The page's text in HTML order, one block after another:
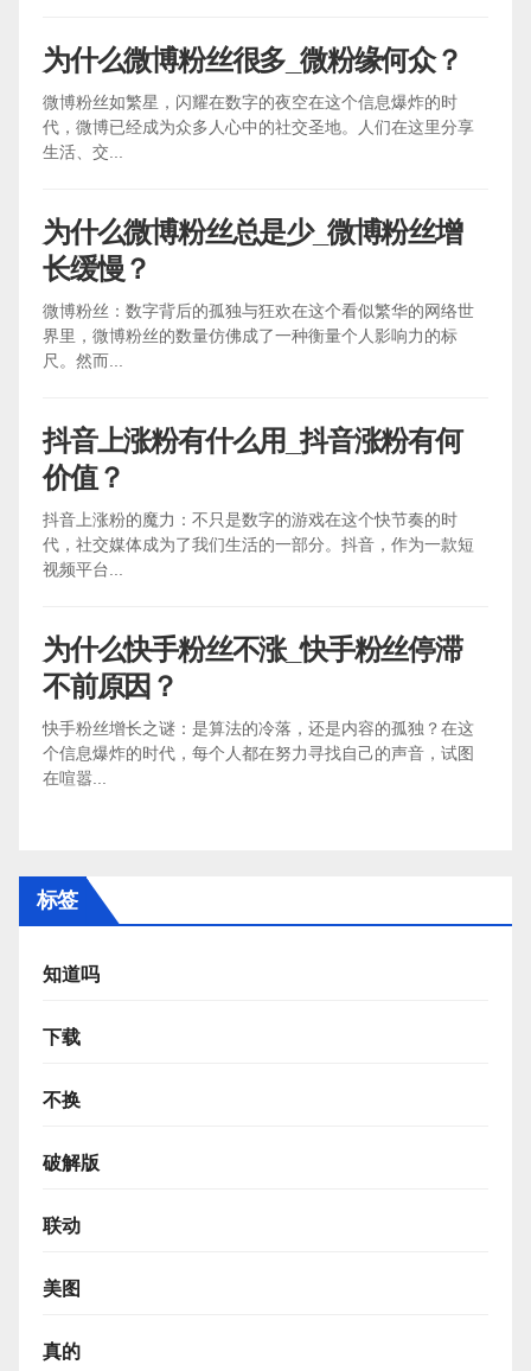
为什么微博粉丝很多_微粉缘何众？
微博粉丝如繁星，闪耀在数字的夜空在这个信息爆炸的时
代，微博已经成为众多人心中的社交圣地。人们在这里分享
生活、交...
为什么微博粉丝总是少_微博粉丝增
长缓慢？
微博粉丝：数字背后的孤独与狂欢在这个看似繁华的网络世
界里，微博粉丝的数量仿佛成了一种衡量个人影响力的标
尺。然而...
抖音上涨粉有什么用_抖音涨粉有何
价值？
抖音上涨粉的魔力：不只是数字的游戏在这个快节奏的时
代，社交媒体成为了我们生活的一部分。抖音，作为一款短
视频平台...
为什么快手粉丝不涨_快手粉丝停滞
不前原因？
快手粉丝增长之谜：是算法的冷落，还是内容的孤独？在这
个信息爆炸的时代，每个人都在努力寻找自己的声音，试图
在喧嚣...
标签
知道吗
下载
不换
破解版
联动
美图
真的